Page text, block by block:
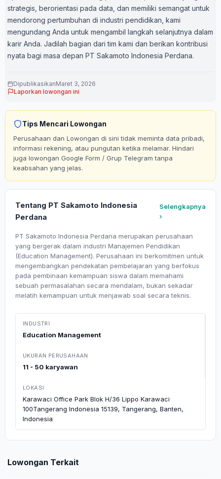
strategis, berorientasi pada data, dan memiliki semangat untuk
mendorong pertumbuhan di industri pendidikan, kami
mengundang Anda untuk mengambil langkah selanjutnya dalam
karir Anda. Jadilah bagian dari tim kami dan berikan kontribusi
nyata bagi masa depan PT Sakamoto Indonesia Perdana.
DipublikasikanMaret 3, 2026
Laporkan lowongan ini
Tips Mencari Lowongan
Perusahaan dan Lowongan di sini tidak meminta data pribadi,
informasi rekening, atau pungutan ketika melamar. Hindari
juga lowongan Google Form / Grup Telegram tanpa
keabsahan yang jelas.
Tentang PT Sakamoto Indonesia
Perdana
Selengkapnya
›
PT Sakamoto Indonesia Perdana merupakan perusahaan
yang bergerak dalam industri Manajemen Pendidikan
(Education Management). Perusahaan ini berkomitmen untuk
mengembangkan pendekatan pembelajaran yang berfokus
pada pembinaan kemampuan siswa dalam memahami
sebuah permasalahan secara mendalam, bukan sekadar
melatih kemampuan untuk menjawab soal secara teknis.
INDUSTRI
Education Management
UKURAN PERUSAHAAN
11 - 50 karyawan
LOKASI
Karawaci Office Park Blok H/36 Lippo Karawaci
100Tangerang Indonesia 15139, Tangerang, Banten,
Indonesia
Lowongan Terkait